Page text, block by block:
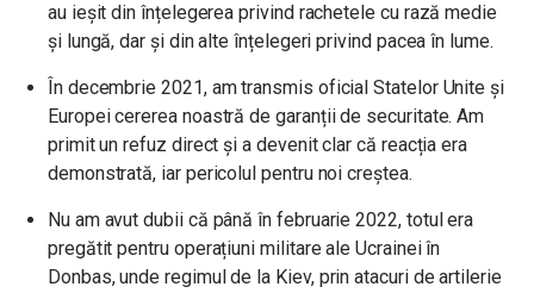
au ieșit din înțelegerea privind rachetele cu rază medie
și lungă, dar și din alte înțelegeri privind pacea în lume.
În decembrie 2021, am transmis oficial Statelor Unite și
Europei cererea noastră de garanții de securitate. Am
primit un refuz direct și a devenit clar că reacția era
demonstrată, iar pericolul pentru noi creștea.
Nu am avut dubii că până în februarie 2022, totul era
pregătit pentru operațiuni militare ale Ucrainei în
Donbas, unde regimul de la Kiev, prin atacuri de artilerie